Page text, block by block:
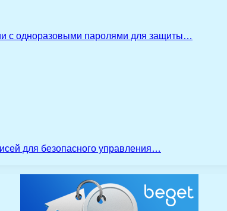
с одноразовыми паролями для защиты…
для безопасного управления…